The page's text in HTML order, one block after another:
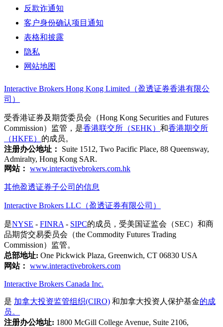
反欺诈通知
客户身份确认项目通知
表格和披露
隐私
网站地图
Interactive Brokers Hong Kong Limited（盈透证券香港有限公
司）
受香港证券及期货委员会（Hong Kong Securities and Futures
Commission）监管，是香港联交所（SEHK） 和香港期交所
（HKFE） 的成员。
注册办公地址：
Suite 1512, Two Pacific Place, 88 Queensway,
Admiralty, Hong Kong SAR.
网站： www.interactivebrokers.com.hk
其他盈透证券子公司的信息
Interactive Brokers LLC（盈透证券有限公司）
是NYSE - FINRA - SIPC的成员，受美国证监会（SEC）和商
品期货交易委员会（the Commodity Futures Trading
Commission）监管。
总部地址: One Pickwick Plaza, Greenwich, CT 06830 USA
网站： www.interactivebrokers.com
Interactive Brokers Canada Inc.
是 加拿大投资监管组织(CIRO) 和加拿大投资人保护基金的成
员。
注册办公地址: 1800 McGill College Avenue, Suite 2106,